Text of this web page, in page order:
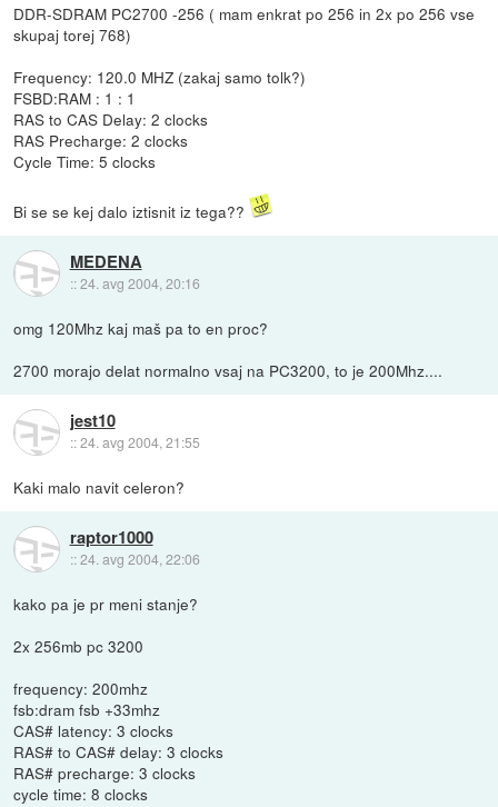
DDR-SDRAM PC2700 -256 ( mam enkrat po 256 in 2x po 256 vse
skupaj torej 768)
Frequency: 120.0 MHZ (zakaj samo tolk?)
FSBD:RAM : 1 : 1
RAS to CAS Delay: 2 clocks
RAS Precharge: 2 clocks
Cycle Time: 5 clocks
Bi se se kej dalo iztisnit iz tega??
MEDENA
::24. avg 2004, 20:16
omg 120Mhz kaj maš pa to en proc?
2700 morajo delat normalno vsaj na PC3200, to je 200Mhz....
jest10
::24. avg 2004, 21:55
Kaki malo navit celeron?
raptor1000
::24. avg 2004, 22:06
kako pa je pr meni stanje?
2x 256mb pc 3200
frequency: 200mhz
fsb:dram fsb +33mhz
CAS# latency: 3 clocks
RAS# to CAS# delay: 3 clocks
RAS# precharge: 3 clocks
cycle time: 8 clocks